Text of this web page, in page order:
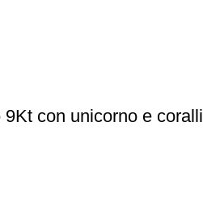
con unicorno e